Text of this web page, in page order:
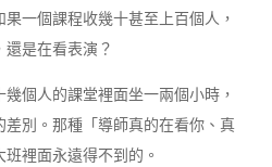
一個課程收幾十甚至上百個人，
是在看表演？
個人的課堂裡面坐一兩個小時，
別。那種「導師真的在看你、真
裡面永遠得不到的。